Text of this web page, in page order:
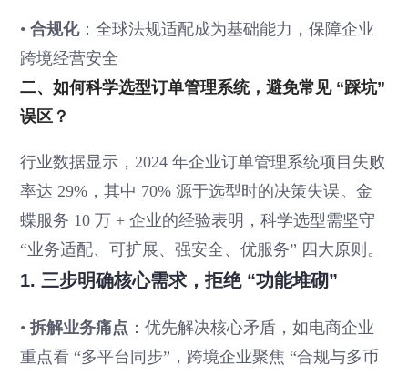
•合规化：全球法规适配成为基础能力，保障企业
跨境经营安全
二、如何科学选型订单管理系统，避免常见 “踩坑”
误区？
行业数据显示，2024 年企业订单管理系统项目失败
率达 29%，其中 70% 源于选型时的决策失误。金
蝶服务 10 万 + 企业的经验表明，科学选型需坚守
“业务适配、可扩展、强安全、优服务” 四大原则。
1. 三步明确核心需求，拒绝 “功能堆砌”
•拆解业务痛点 ：优先解决核心矛盾，如电商企业
重点看 “多平台同步”，跨境企业聚焦 “合规与多币